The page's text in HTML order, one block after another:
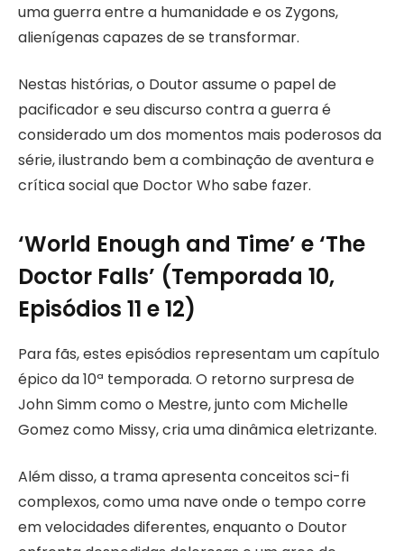
uma guerra entre a humanidade e os Zygons,
alienígenas capazes de se transformar.
Nestas histórias, o Doutor assume o papel de
pacificador e seu discurso contra a guerra é
considerado um dos momentos mais poderosos da
série, ilustrando bem a combinação de aventura e
crítica social que Doctor Who sabe fazer.
‘World Enough and Time’ e ‘The
Doctor Falls’ (Temporada 10,
Episódios 11 e 12)
Para fãs, estes episódios representam um capítulo
épico da 10ª temporada. O retorno surpresa de
John Simm como o Mestre, junto com Michelle
Gomez como Missy, cria uma dinâmica eletrizante.
Além disso, a trama apresenta conceitos sci-fi
complexos, como uma nave onde o tempo corre
em velocidades diferentes, enquanto o Doutor